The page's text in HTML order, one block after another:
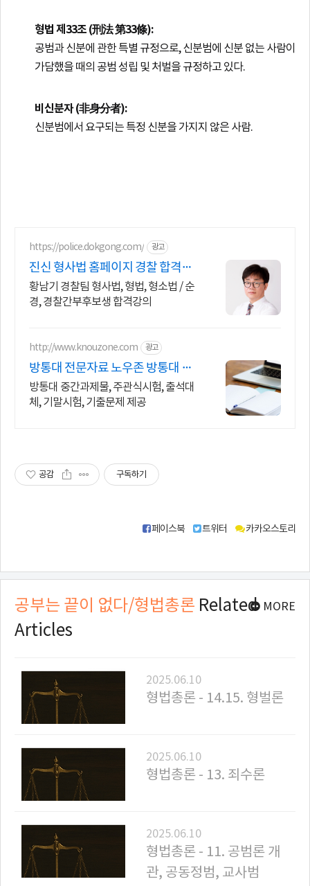
형법 제33조 (刑法 第33條):
공범과 신분에 관한 특별 규정으로, 신분범에 신분 없는 사람이
가담했을 때의 공범 성립 및 처벌을 규정하고 있다.
비신분자 (非身分者):
신분범에서 요구되는 특정 신분을 가지지 않은 사람.
https://police.dokgong.com/ 광고
진신 형사법 홈페이지 경찰 합격률
최강!
황남기 경찰팀 형사법, 형법, 형소법 / 순
경, 경찰간부후보생 합격강의
http://www.knouzone.com 광고
방통대 전문자료 노우존 방통대 자
료포털 NO.1
방통대 중간과제물, 주관식시험, 출석대
체, 기말시험, 기출문제 제공
공감 구독하기
유
하
기
크
페이스북 트위터 카카오스토리
공부는 끝이 없다/형법총론 Related
Articles
2025.06.10
형법총론 - 14.15. 형벌론
2025.06.10
형법총론 - 13. 죄수론
2025.06.10
형법총론 - 11. 공범론 개
관, 공동정범, 교사범
MORE